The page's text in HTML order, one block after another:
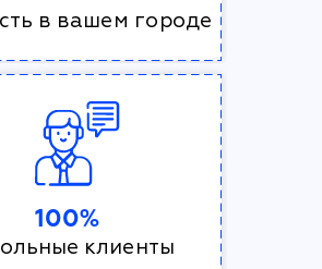
в вашем городе
100%
клиенты